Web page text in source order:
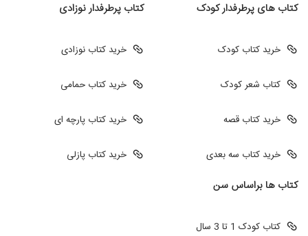
کتاب های پرطرفدار کودک
خرید کتاب کودک
کتاب شعر کودک
خرید کتاب قصه
خرید کتاب سه بعدی
کتاب پرطرفدار نوزادی
خرید کتاب نوزادی
خرید کتاب حمامی
خرید کتاب پارچه ای
خرید کتاب پازلی
کتاب ها براساس سن
کتاب کودک 1 تا 3 سال